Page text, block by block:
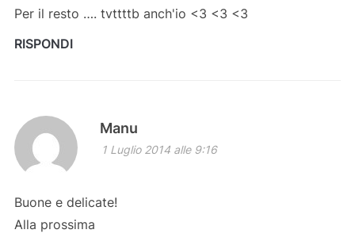
Per il resto …. tvttttb anch'io <3 <3 <3
RISPONDI
Manu
1 Luglio 2014 alle 9:16
Buone e delicate!
Alla prossima